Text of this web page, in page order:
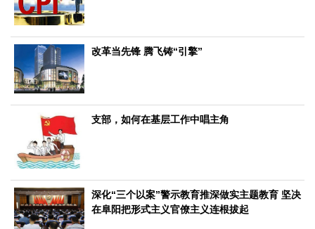
社会治理 社会保障
工业
装备制造 智能制造
科技观察 创新前沿 智慧教育 职业教育
三农
智慧农业 智慧乡村
国防
国防建设 军民融合
改革当先锋 腾飞铸“引擎”
支部，如何在基层工作中唱主角
深化“三个以案”警示教育推深做实主题教育 坚决
在阜阳把形式主义官僚主义连根拔起